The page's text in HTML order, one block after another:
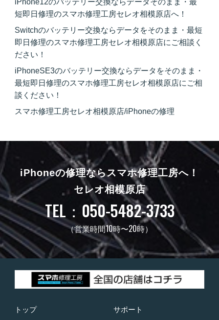
短即日修理のスマホ修理工房セレオ相模原店へ！
Switchのバッテリー交換ならデータをそのまま・最短
即日修理のスマホ修理工房セレオ相模原店にご相談く
ださい！
iPhoneSE3のバッテリー交換ならデータをそのまま・
最短即日修理のスマホ修理工房セレオ相模原店にご相
談ください！
スマホ修理工房セレオ相模原店/iPhoneの修理
iPhoneの修理ならスマホ修理工房へ！
セレオ相模原店
TEL：050-5482-3733
（営業時間10時〜20時）
トップ サポート